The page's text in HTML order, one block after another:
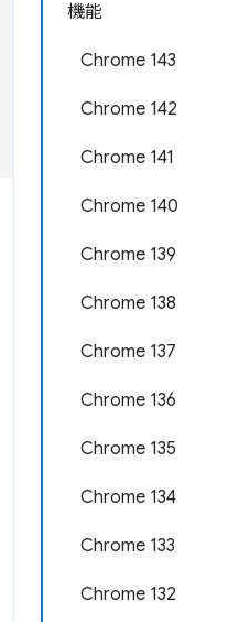
機能
Chrome 143
Chrome 142
Chrome 141
Chrome 140
Chrome 139
Chrome 138
Chrome 137
Chrome 136
Chrome 135
Chrome 134
Chrome 133
Chrome 132